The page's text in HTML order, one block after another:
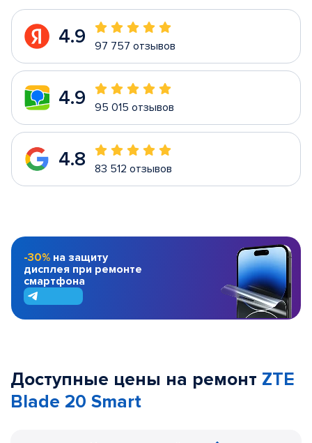
4.9 97 757 отзывов
4.9 95 015 отзывов
4.8 83 512 отзывов
-30% на защиту
дисплея при ремонте
смартфона
Доступные цены на ремонт ZTE
Blade 20 Smart